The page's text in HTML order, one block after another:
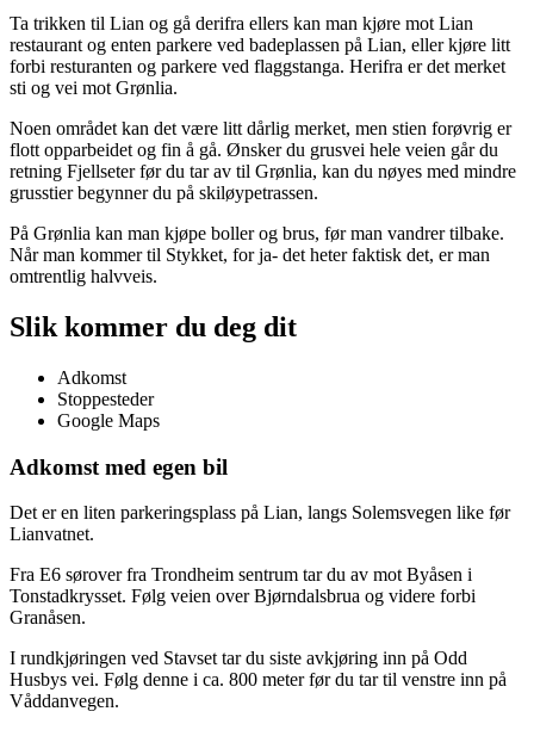
Ta trikken til Lian og gå derifra ellers kan man kjøre mot Lian
restaurant og enten parkere ved badeplassen på Lian, eller kjøre litt
forbi resturanten og parkere ved flaggstanga. Herifra er det merket
sti og vei mot Grønlia.
Noen området kan det være litt dårlig merket, men stien forøvrig er
flott opparbeidet og fin å gå. Ønsker du grusvei hele veien går du
retning Fjellseter før du tar av til Grønlia, kan du nøyes med mindre
grusstier begynner du på skiløypetrassen.
På Grønlia kan man kjøpe boller og brus, før man vandrer tilbake.
Når man kommer til Stykket, for ja- det heter faktisk det, er man
omtrentlig halvveis.
Slik kommer du deg dit
Adkomst
Stoppesteder
Google Maps
Adkomst med egen bil
Det er en liten parkeringsplass på Lian, langs Solemsvegen like før
Lianvatnet.
Fra E6 sørover fra Trondheim sentrum tar du av mot Byåsen i
Tonstadkrysset. Følg veien over Bjørndalsbrua og videre forbi
Granåsen.
I rundkjøringen ved Stavset tar du siste avkjøring inn på Odd
Husbys vei. Følg denne i ca. 800 meter før du tar til venstre inn på
Våddanvegen.